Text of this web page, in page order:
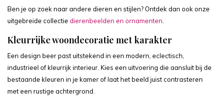
Ben je op zoek naar andere dieren en stijlen? Ontdek dan ook onze
uitgebreide collectie dierenbeelden en ornamenten.
Kleurrijke woondecoratie met karakter
Een design beer past uitstekend in een modern, eclectisch,
industrieel of kleurrijk interieur. Kies een uitvoering die aansluit bij de
bestaande kleuren in je kamer of laat het beeld juist contrasteren
met een rustige achtergrond.